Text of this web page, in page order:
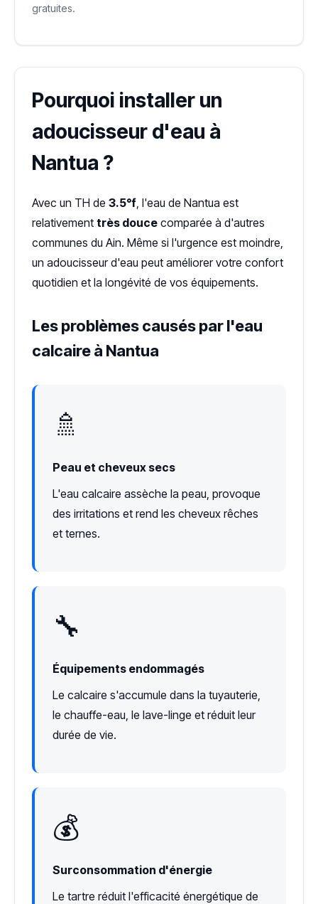
gratuites.
Pourquoi installer un
adoucisseur d'eau à
Nantua ?
Avec un TH de 3.5°f , l'eau de Nantua est
relativement très douce comparée à d'autres
communes du Ain. Même si l'urgence est moindre,
un adoucisseur d'eau peut améliorer votre confort
quotidien et la longévité de vos équipements.
Les problèmes causés par l'eau
calcaire à Nantua
🚿
Peau et cheveux secs
L'eau calcaire assèche la peau, provoque
des irritations et rend les cheveux rêches
et ternes.
🔧
Équipements endommagés
Le calcaire s'accumule dans la tuyauterie,
le chauffe-eau, le lave-linge et réduit leur
durée de vie.
💰
Surconsommation d'énergie
Le tartre réduit l'efficacité énergétique de